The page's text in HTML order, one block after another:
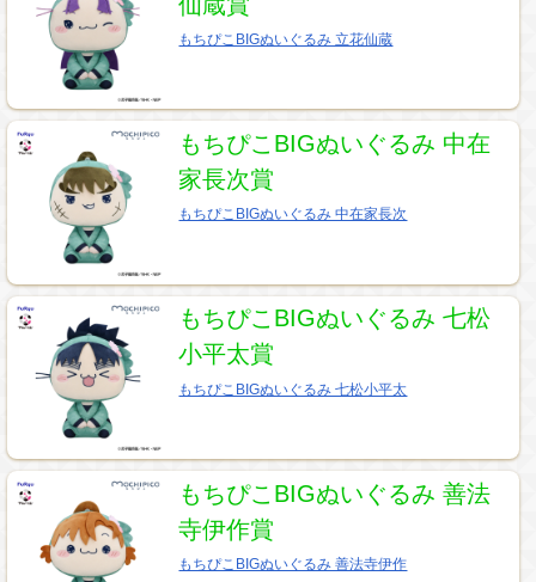
もちぴこBIGぬいぐるみ 立花仙蔵
もちぴこBIGぬいぐるみ 中在
家長次賞
もちぴこBIGぬいぐるみ 中在家長次
もちぴこBIGぬいぐるみ 七松
小平太賞
もちぴこBIGぬいぐるみ 七松小平太
もちぴこBIGぬいぐるみ 善法
寺伊作賞
もちぴこBIGぬいぐるみ 善法寺伊作